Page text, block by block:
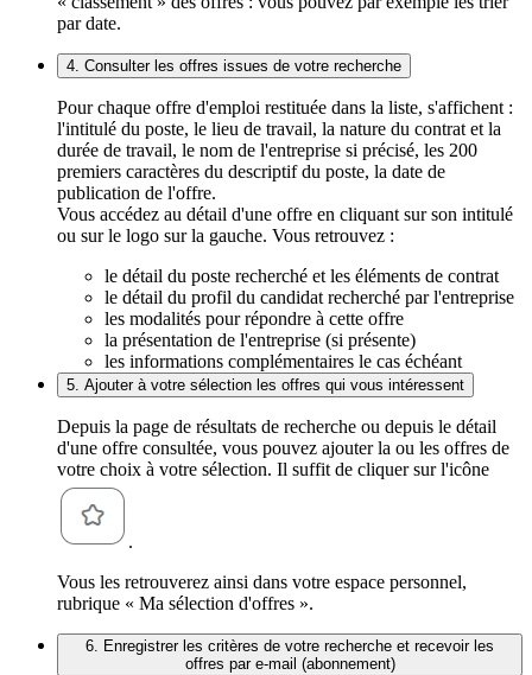
par date.
4. Consulter les offres issues de votre recherche
Pour chaque offre d'emploi restituée dans la liste, s'affichent :
l'intitulé du poste, le lieu de travail, la nature du contrat et la
durée de travail, le nom de l'entreprise si précisé, les 200
premiers caractères du descriptif du poste, la date de
publication de l'offre.
Vous accédez au détail d'une offre en cliquant sur son intitulé
ou sur le logo sur la gauche. Vous retrouvez :
le détail du poste recherché et les éléments de contrat
le détail du profil du candidat recherché par l'entreprise
les modalités pour répondre à cette offre
la présentation de l'entreprise (si présente)
les informations complémentaires le cas échéant
5. Ajouter à votre sélection les offres qui vous intéressent
Depuis la page de résultats de recherche ou depuis le détail
d'une offre consultée, vous pouvez ajouter la ou les offres de
votre choix à votre sélection. Il suffit de cliquer sur l'icône
.
Vous les retrouverez ainsi dans votre espace personnel,
rubrique « Ma sélection d'offres ».
6. Enregistrer les critères de votre recherche et recevoir les
offres par e-mail (abonnement)